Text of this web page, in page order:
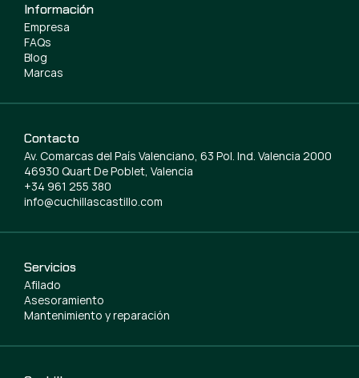
Servicios
Afilado
Asesoramiento
Mantenimiento y reparación
Información
Empresa
FAQs
Blog
Marcas
Contacto
Av. Comarcas del País Valenciano, 63 Pol. Ind. Valencia 2000
46930 Quart De Poblet, Valencia
+34 961 255 380
info@cuchillascastillo.com